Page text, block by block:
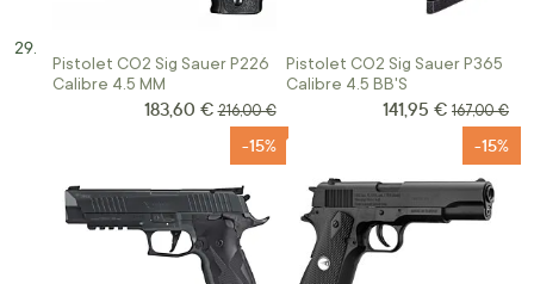
Pistolet CO2 Sig Sauer P226
Calibre 4.5 MM
Prix Spécial
183,60 € Prix normal
216,00 €
Pistolet CO2 Sig Sauer P365
Calibre 4.5 BB'S
Prix Spécial
141,95 € Prix normal
167,00 €
-15% -15%